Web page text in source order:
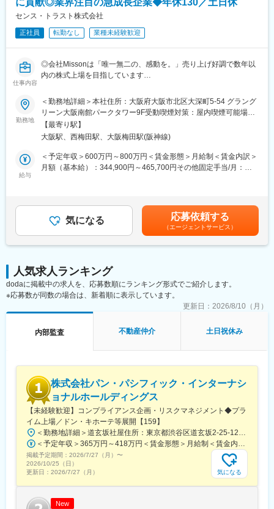
長期的に就業できる環境が整っております。
・月の残業は30h
・土日祝休
・年休125日
・転居を伴う転勤はなし
■当社の魅力：
＜東証プライム上場の総合ディベロッパー／多角的な事業展開で
当社は不動産再生と活用（リノベーション等）に強みを持ち、東
京都心5区の中小型オフィスビルに特化した総合不動産サービスを
展開しています。
都心オフィスビルの再生を主軸に、売買・賃貸仲介や管理、メン
なサービスをワンストップでご提供しており、多角的な事業展開
により経営基盤は安定しております。
境が整っております。また「健康経営優良法人2025（大規模法人
部門）」に認定されるなどワークライフバランスも整っておりま
す。
変更の範囲：会社の定める業務
に貢献◎業界注目の急成長企業◆年休130／土日休
センス・トラスト株式会社
正社員 転勤なし 業種未経験歓迎
仕事内容
◎会社Missonは「唯一無二の、感動を。」売り上げ好調で数年以
内の株式上場を目指しています
例）代表から社員一人ひとりの誕生日に毎年プレゼントが贈られ
ます！
◎働きやすさも追及！年休130日＊残業20ｈ＊転勤無し
◎透明性のある評価制度で頑張りをしっかりご評価します
【業務内容】
社内監査部門の一員として、内部統制（J SOX）対応を含む、以
- リスクアセスメントを通じて監査対象部門・プロセスを特定
- 年次／四半期ベースでの監査スケジュール立案
- 監査報告書の作成および改善提案
- 内部統制（J SOX）対応
- 財務報告プロセスまたは関連業務プロセスにおける統制項目の整
- 運用テストおよび整備評価テストの実施
- 改善策の有効性評価
- IT統制・システム監査関連業務（必要に応じて）
- アクセス権／変更管理／ログ管理などの統制運用状況チェック
- システム変更時の統制設計・テスト対応
- 関連部署との連携およびコミュニケーション
- 経理・財務・法務・開発／管理部門などの部署との調整
- 監査法人／会計監査人との協議・対応（特にJ SOXでのやりと
- 規程・業務プロセスの見直し補助
勤務地
＜勤務地詳細＞本社住所：大阪府大阪市北区大深町5-54 グラング
リーン大阪南館パークタワー9F受動喫煙対策：屋内喫煙可能場所
あり変更の範囲：無
【最寄り駅】
大阪駅、西梅田駅、大阪梅田駅(阪神線)
給与
＜予定年収＞600万円～800万円＜賃金形態＞月給制＜賃金内訳＞
月額（基本給）：344,900円～465,700円その他固定手当/月：
月）■その他固定手当：固定残業手当として20時間分、55,100円
～74,300円を支給。超過した時間外労働の残業時間代は追加支給
賃金はあくまでも目安の金額であり、選考を通じて上下する可能
性があります。月給(月額)は固定手当を含めた表記です。
気になる 応募依頼する
（エージェントサービス）
人気求人ランキング
dodaに掲載中の求人を、応募数順にランキング形式でご紹介します。
※応募数が同数の場合は、新着順に表示しています。
更新日： 2026/8/10（月）
内部監査 不動産仲介 土日祝休み
株式会社パン・パシフィック・インターナシ
ョナルホールディングス
【未経験歓迎】コンプライアンス企画・リスクマネジメント◆プラ
イム上場／ドン・キホーテ等展開【159】
＜勤務地詳細＞道玄坂社屋住所：東京都渋谷区道玄坂2-25-12 渋谷道玄坂通8F 受動喫煙対策：屋内全面禁煙変更の範囲：会社の定める事業所（リモートワーク含む）
＜予定年収＞365万円～418万円＜賃金形態＞月給制＜賃金内訳＞月額（基本給）：210,600円～242,100円その他固定手当/月：1,000円固定残業手当/月：16,400円～18,900円（固定残業時間10時間0分/月）超過した時間外労働の残業手当は追加支給＜月給＞228,000円～262,000円（一律手当を含む）＜昇給有無＞有＜残業手当＞有＜給与補足＞※ご経験に応じて決定。■給与改定：年2回（1月・7月）■賞与：年2回（7月・12月）※入社時給与は総合職テーブルでの算出となる為、入社1年後に選択頂くテーブルにより最大2.5万円減額となる可能性有。入社1年後原則5月にご自身の状況に合わせて、エリア・ホームへの変更申請が可能（会社承認後の適用）賃金はあくまでも目安の金額であり、選考を通じて上下する可能性があります。月給(月額)は固定手当を含めた表記です。
掲載予定期間： 2026/7/27（月） 〜
2026/10/25（日）
更新日： 2026/7/27（月） 気になる
New